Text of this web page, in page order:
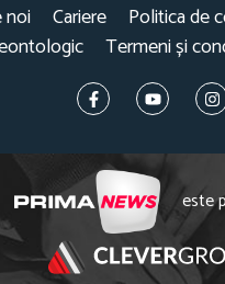
noi Cariere
Politica de
Termeni și
este